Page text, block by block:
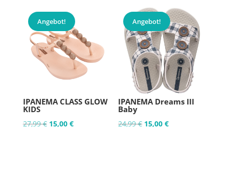
Angebot!
IPANEMA CLASS GLOW
KIDS
27,99€ Ursprünglicher
15,00 €Aktueller
Angebot!
IPANEMA Dreams III
Baby
24,99€ Ursprünglicher
15,00€Aktueller